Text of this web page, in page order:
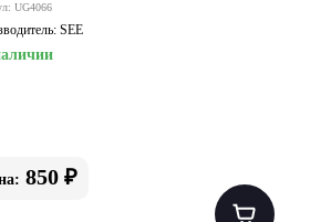
UG4066
SEE
850 ₽